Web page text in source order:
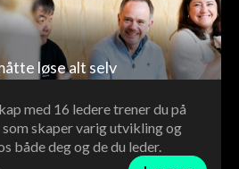
løse alt selv
med 16 ledere trener du på
skaper varig utvikling og
både deg og de du leder.